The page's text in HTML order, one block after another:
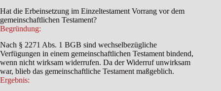
Hat die Erbeinsetzung im Einzeltestament Vorrang vor dem
gemeinschaftlichen Testament?
Begründung:
Nach § 2271 Abs. 1 BGB sind wechselbezügliche
Verfügungen in einem gemeinschaftlichen Testament bindend,
wenn nicht wirksam widerrufen. Da der Widerruf unwirksam
war, blieb das gemeinschaftliche Testament maßgeblich.
Ergebnis: